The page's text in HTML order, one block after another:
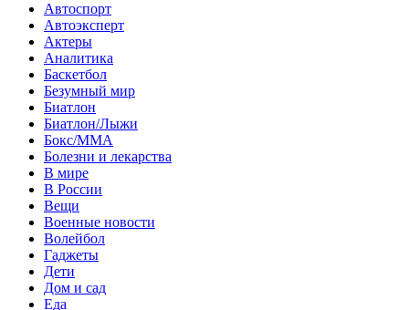
Автоспорт
Автоэксперт
Актеры
Аналитика
Баскетбол
Безумный мир
Биатлон
Биатлон/Лыжи
Бокс/MMA
Болезни и лекарства
В мире
В России
Вещи
Военные новости
Волейбол
Гаджеты
Дети
Дом и сад
Еда